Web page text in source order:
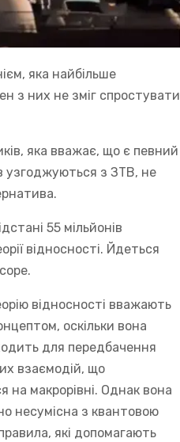
яка найбільше
з них не зміг спростувати
яка вважає, що є певний
узгоджуються з ЗТВ, не
55 мільйонів
відносності. Йдеться
відносності вважають
оскільки вона
для передбачення
взаємодій, що
на макрорівні. Однак вона
несумісна з квантовою
які допомагають